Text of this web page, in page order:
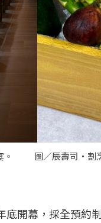
宴。 圖／辰壽司‧割
底開幕，採全預